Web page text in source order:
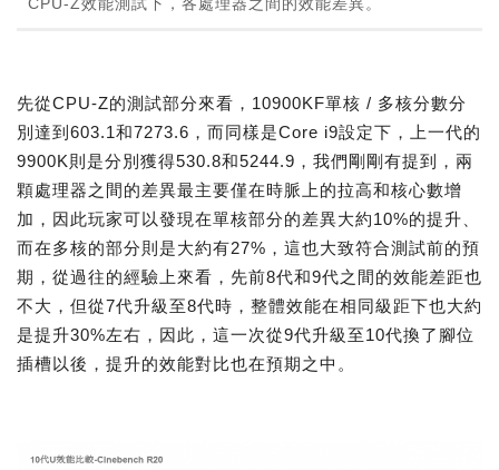
CPU-Z效能測試下，各處理器之間的效能差異。
先從CPU-Z的測試部分來看，10900KF單核 / 多核分數分
別達到603.1和7273.6，而同樣是Core i9設定下，上一代的
9900K則是分別獲得530.8和5244.9，我們剛剛有提到，兩
顆處理器之間的差異最主要僅在時脈上的拉高和核心數增
加，因此玩家可以發現在單核部分的差異大約10%的提升、
而在多核的部分則是大約有27%，這也大致符合測試前的預
期，從過往的經驗上來看，先前8代和9代之間的效能差距也
不大，但從7代升級至8代時，整體效能在相同級距下也大約
是提升30%左右，因此，這一次從9代升級至10代換了腳位
插槽以後，提升的效能對比也在預期之中。